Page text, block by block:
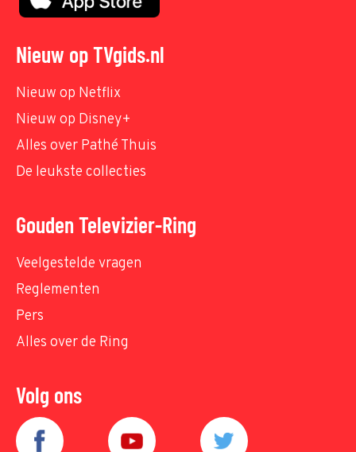
Nieuw op TVgids.nl
Nieuw op Netflix
Nieuw op Disney+
Alles over Pathé Thuis
De leukste collecties
Gouden Televizier-Ring
Veelgestelde vragen
Reglementen
Pers
Alles over de Ring
Volg ons